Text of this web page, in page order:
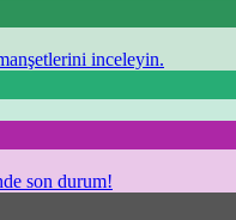
inceleyin.
son durum!